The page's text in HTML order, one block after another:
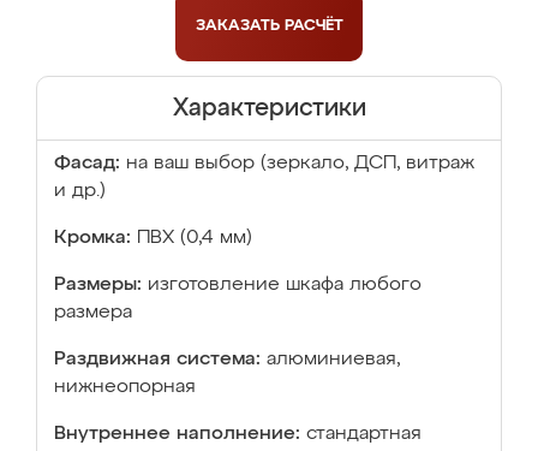
ЗАКАЗАТЬ РАСЧЁТ
Характеристики
Фасад: на ваш выбор (зеркало, ДСП, витраж
и др.)
Кромка: ПВХ (0,4 мм)
Размеры: изготовление шкафа любого
размера
Раздвижная система: алюминиевая,
нижнеопорная
Внутреннее наполнение: стандартная